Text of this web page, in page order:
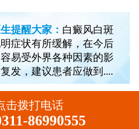
提醒大家： 白癜风白斑
症状有所缓解，在今后
易受外界各种因素的影
发，建议患者应做到....
击拨打电话
86990555